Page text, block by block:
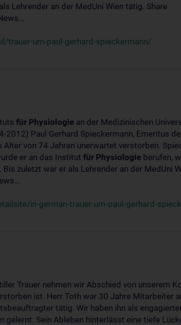
Lehrender an der MedUni Wien tätig. Share
trauer-um-paul-gerhard-spieckermann/
für Physiologie an der Medizinischen
2012) Paul Gerhard Spieckermann, Emeritus
von 74 Jahren unerwartet verstorben.
er an das Institut für Physiologie berufen,
zuletzt war er als Lehrender an der MedUni
in-german-trauer-um-paul-gerhard-
Trauer nehmen wir Abschied von unserem
ist. Herr Toth war 30 Jahre Mitarbeiter
tätig. Wir haben ihn als
Sein Ableben hinterlässt eine tiefe